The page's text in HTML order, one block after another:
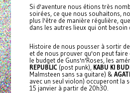
Si d'aventure nous étions très
soirées, ce que nous souhaitons,
plus l'être de manière régulière,
dans les autres lieux qui ont besoin
Histoire de nous pousser à sortir
et de nous prouver qu'on peut faire
le budget de Guns'n'Roses, les
REPUBLIC(post punk), KABU KI
Malmsteen sans sa guitare) &
avec un seul violon) occuperont la
15 janvier à partir de 20h30.